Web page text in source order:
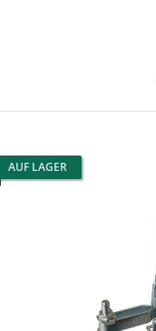
AUF LAGER